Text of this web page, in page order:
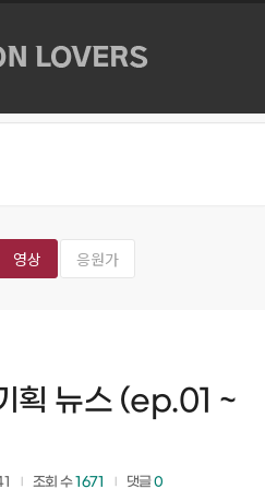
영상 응원가
획 뉴스 (ep.01 ~
조회 수1671 댓글0